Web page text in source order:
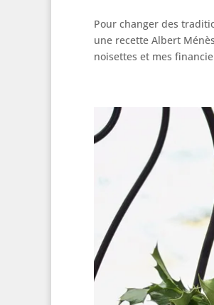
Pour changer des
une recette Albert
noisettes et mes